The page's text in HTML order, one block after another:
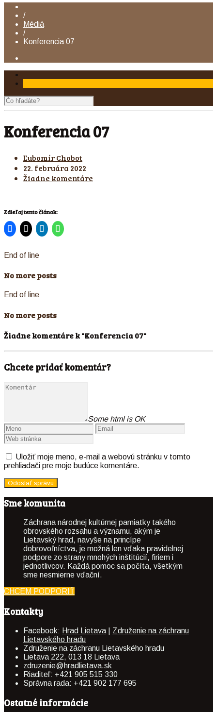
/
Médiá
/
Konferencia 07
Konferencia 07
Ľubomír Chobot
22. februára 2022
Žiadne komentáre
Zdieľaj tento článok:
End of line
No more posts
End of line
No more posts
Žiadne komentáre k "Konferencia 07"
Chcete pridať komentár?
Some html is OK
Uložiť moje meno, e-mail a webovú stránku v tomto
prehliadači pre moje budúce komentáre.
Sme komunita
Záchrana národnej kultúrnej pamiatky takého
obrovského rozsahu a významu, akým je
Lietavský hrad, navyše na princípe
dobrovoľníctva, je možná len vďaka pravidelnej
podpore zo strany mnohých inštitúcií, firiem i
jednotlivcov. Každá pomoc sa počíta, všetkým
sme nesmierne vďační.
CHCEM PODPORIŤ
Kontakty
Facebook: Hrad Lietava
Združenie na záchranu
Lietavského hradu
Združenie na záchranu Lietavského hradu
Lietava 222, 013 18 Lietava
zdruzenie@hradlietava.sk
Riaditeľ: +421 905 515 330
Správna rada: +421 902 177 695
Ostatné informácie